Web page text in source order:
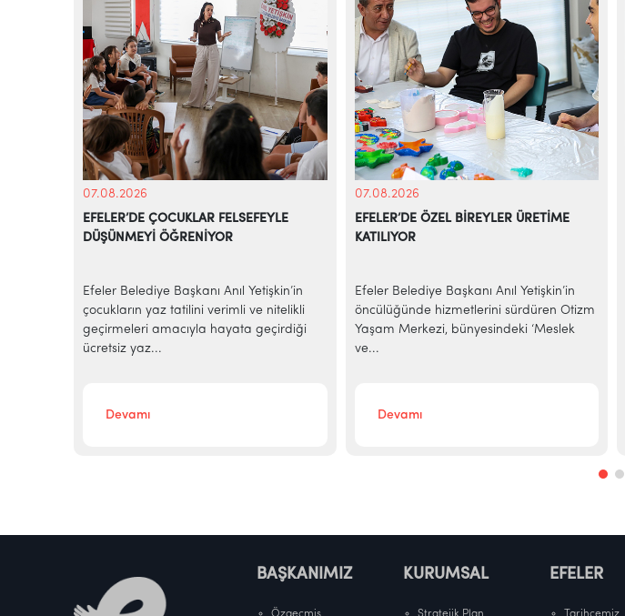
07.08.2026
EFELER’DE ÇOCUKLAR FELSEFEYLE
DÜŞÜNMEYİ ÖĞRENİYOR
Efeler Belediye Başkanı Anıl Yetişkin’in
çocukların yaz tatilini verimli ve nitelikli
geçirmeleri amacıyla hayata geçirdiği
ücretsiz yaz...
Devamı
07.08.2026
EFELER’DE ÖZEL BİREYLER ÜRETİME
KATILIYOR
Efeler Belediye Başkanı Anıl Yetişkin’in
öncülüğünde hizmetlerini sürdüren Otizm
Yaşam Merkezi, bünyesindeki ‘Meslek
ve...
Devamı
BAŞKANIMIZ KURUMSAL EFELER